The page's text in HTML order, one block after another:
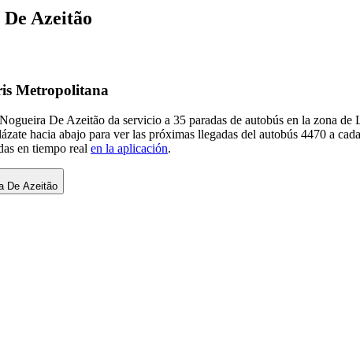
Azeitão
Metropolitana
De Azeitão da servicio a 35 paradas de autobús en la zona de
hacia abajo para ver las próximas llegadas del autobús 4470 a
en tiempo real en la aplicación.
De Azeitão